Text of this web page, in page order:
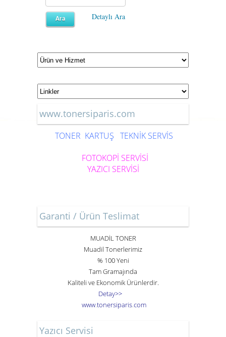
Detaylı Ara
www.tonersiparis.com
TONER KARTUŞ TEKNİK SERVİS
FOTOKOPİ SERVİSİ
YAZICI SERVİSİ
Garanti / Ürün Teslimat
MUADİL TONER
Muadil Tonerlerimiz
% 100 Yeni
Tam Gramajında
Kaliteli ve Ekonomik Ürünlerdir.
Detay>>
www.tonersiparis.com
Yazıcı Servisi